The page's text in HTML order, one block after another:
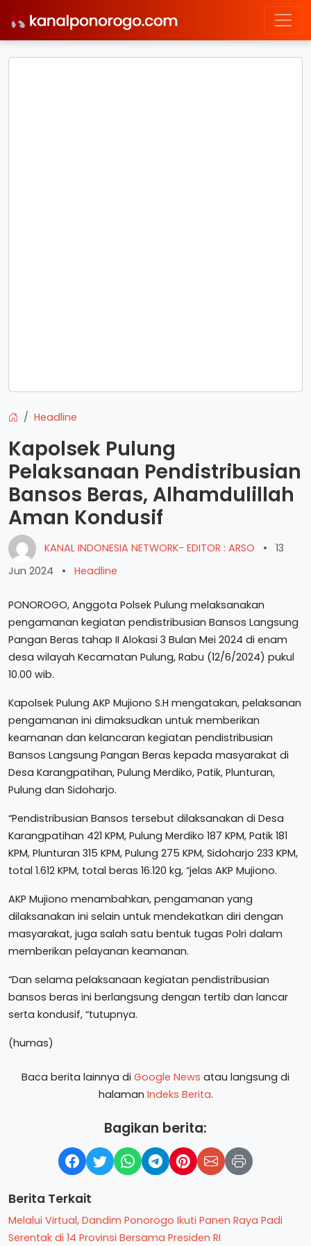
Headline
Kapolsek Pulung
Pelaksanaan Pendistribusian
Bansos Beras, Alhamdulillah
Aman Kondusif
KANAL INDONESIA NETWORK- EDITOR : ARSO •
13
Jun 2024
• Headline
PONOROGO, Anggota Polsek Pulung melaksanakan
pengamanan kegiatan pendistribusian Bansos Langsung
Pangan Beras tahap II Alokasi 3 Bulan Mei 2024 di enam
desa wilayah Kecamatan Pulung, Rabu (12/6/2024) pukul
10.00 wib.
Kapolsek Pulung AKP Mujiono S.H mengatakan, pelaksanan
pengamanan ini dimaksudkan untuk memberikan
keamanan dan kelancaran kegiatan pendistribusian
Bansos Langsung Pangan Beras kepada masyarakat di
Desa Karangpatihan, Pulung Merdiko, Patik, Plunturan,
Pulung dan Sidoharjo.
“Pendistribusian Bansos tersebut dilaksanakan di Desa
Karangpatihan 421 KPM, Pulung Merdiko 187 KPM, Patik 181
KPM, Plunturan 315 KPM, Pulung 275 KPM, Sidoharjo 233 KPM,
total 1.612 KPM, total beras 16.120 kg, “jelas AKP Mujiono.
AKP Mujiono menambahkan, pengamanan yang
dilaksanakan ini selain untuk mendekatkan diri dengan
masyarakat, juga salah satu bentuk tugas Polri dalam
memberikan pelayanan keamanan.
“Dan selama pelaksanaan kegiatan pendistribusian
bansos beras ini berlangsung dengan tertib dan lancar
serta kondusif, “tutupnya.
(humas)
Baca berita lainnya di Google News atau langsung di
halaman Indeks Berita.
Bagikan berita:
Berita Terkait
Melalui Virtual, Dandim Ponorogo Ikuti Panen Raya Padi
Serentak di 14 Provinsi Bersama Presiden RI